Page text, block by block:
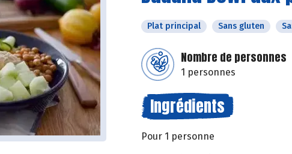
Plat principal Sans gluten
Nombre de personnes
1 personnes
Ingrédients
Pour 1 personne